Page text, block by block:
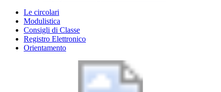
Le circolari
Modulistica
Consigli di Classe
Registro Elettronico
Orientamento